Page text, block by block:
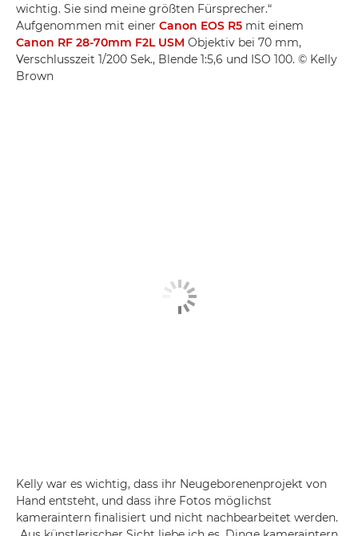
wichtig. Sie sind meine größten Fürsprecher.“
Aufgenommen mit einer Canon EOS R5 mit einem
Canon RF 28-70mm F2L USM Objektiv bei 70 mm,
Verschlusszeit 1/200 Sek., Blende 1:5,6 und ISO 100. © Kelly
Brown
Kelly war es wichtig, dass ihr Neugeborenenprojekt von
Hand entsteht, und dass ihre Fotos möglichst
kameraintern finalisiert und nicht nachbearbeitet werden.